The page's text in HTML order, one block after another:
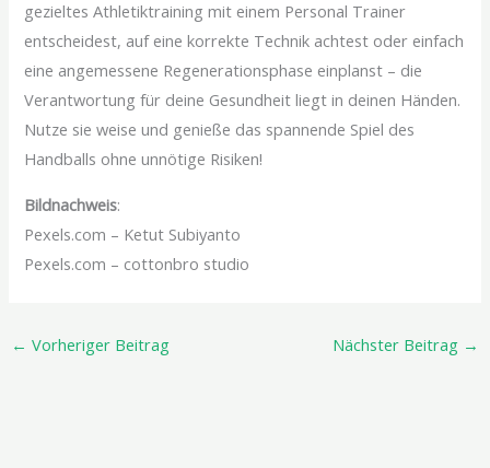
gezieltes Athletiktraining mit einem Personal Trainer
entscheidest, auf eine korrekte Technik achtest oder einfach
eine angemessene Regenerationsphase einplanst – die
Verantwortung für deine Gesundheit liegt in deinen Händen.
Nutze sie weise und genieße das spannende Spiel des
Handballs ohne unnötige Risiken!
Bildnachweis:
Pexels.com – Ketut Subiyanto
Pexels.com – cottonbro studio
← Vorheriger Beitrag Nächster Beitrag →